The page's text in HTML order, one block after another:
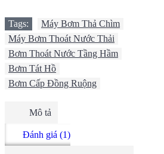
Tags: Máy Bơm Thả Chìm
Máy Bơm Thoát Nước Thải
Bơm Thoát Nước Tầng Hầm
Bơm Tát Hồ
Bơm Cấp Đồng Ruộng
Mô tả
Đánh giá (1)